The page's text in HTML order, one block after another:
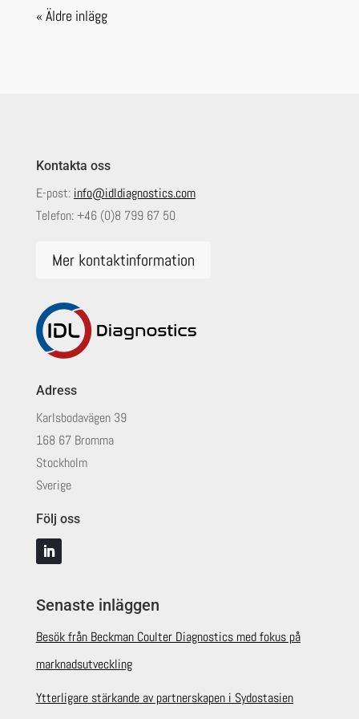
« Äldre inlägg
Kontakta oss
E-post: info@idldiagnostics.com
Telefon:+46 (0)8 799 67 50
Mer kontaktinformation
Adress
Karlsbodavägen 39
168 67 Bromma
Stockholm
Sverige
Följ oss
Senaste inläggen
Besök från Beckman Coulter Diagnostics med fokus på
marknadsutveckling
Ytterligare stärkande av partnerskapen i Sydostasien